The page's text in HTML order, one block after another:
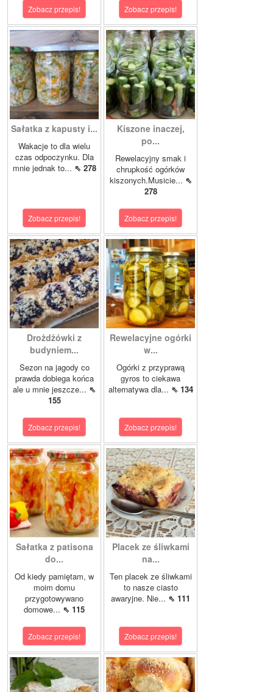
Zobacz przepis! Zobacz przepis!
Sałatka z kapusty i...
Wakacje to dla wielu
czas odpoczynku. Dla
mnie jednak to... ⇖ 278
Zobacz przepis!
Kiszone inaczej,
po...
Rewelacyjny smak i
chrupkość ogórków
kiszonych.Musicie... ⇖
278
Zobacz przepis!
Drożdżówki z
budyniem...
Sezon na jagody co
prawda dobiega końca
ale u mnie jeszcze... ⇖
155
Zobacz przepis!
Rewelacyjne ogórki
w...
Ogórki z przyprawą
gyros to ciekawa
alternatywa dla... ⇖ 134
Zobacz przepis!
Sałatka z patisona
do...
Od kiedy pamiętam, w
moim domu
przygotowywano
domowe... ⇖ 115
Zobacz przepis!
Placek ze śliwkami
na...
Ten placek ze śliwkami
to nasze ciasto
awaryjne. Nie... ⇖ 111
Zobacz przepis!